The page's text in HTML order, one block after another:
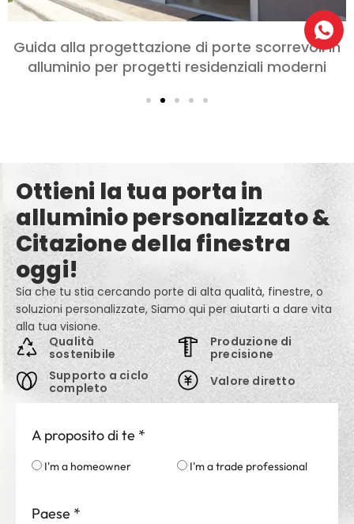
di porte scorrevoli in
residenziali moderni
Scegliere le
letto e
Ottieni la tua porta in
alluminio personalizzato &
Citazione della finestra
oggi!
Sia che tu stia cercando porte di alta qualità, finestre, o
soluzioni personalizzate, Siamo qui per aiutarti a dare vita
alla tua visione.
Qualità
sostenibile
Supporto a ciclo
completo
Produzione di
precisione
Valore diretto
A proposito di te *
I'm a homeowner I'm a trade professional
Paese *